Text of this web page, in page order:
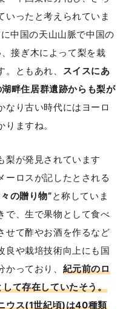
いったと考えられていま
中国の天山山脈で中国の
接ぎ木によって梨を栽
ともあれ、 スイスにあ
畔住居群遺跡からも梨が
なり古い時代にはヨーロ
ますね。
梨が発見されています
ーロスが記したとされる
の贈り物”と称していま
で、生で果物として食べ
せて酢やお酒を作るなど
良や栽培技術向上にも国
っており、 紀元前のロ
して存在していたそう。
ウス(1世紀頃)は40種類